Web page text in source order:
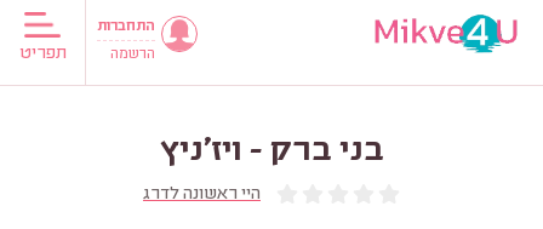
תפריט
התחברות
הרשמה
בני ברק - ויז'ניץ
היי ראשונה לדרג